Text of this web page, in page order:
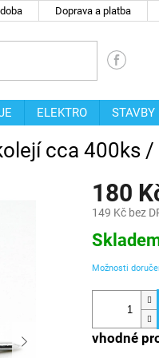
Doprava a platba
ELEKTRO STAVBY
cca 400ks /
180
149 Kč bez
Měrná
cena:
Možnosti
vhodné